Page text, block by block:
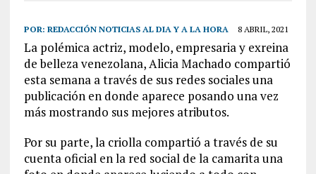
POR: REDACCIÓN NOTICIAS AL DIA Y A LA HORA 8 ABRIL, 2021
La polémica actriz, modelo, empresaria y exreina
de belleza venezolana, Alicia Machado compartió
esta semana a través de sus redes sociales una
publicación en donde aparece posando una vez
más mostrando sus mejores atributos.
Por su parte, la criolla compartió a través de su
cuenta oficial en la red social de la camarita una